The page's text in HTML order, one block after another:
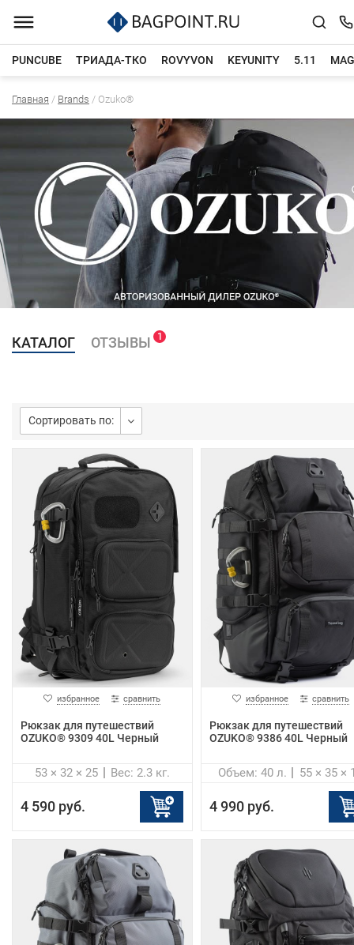
PUNCUBE ТРИАДА-ТКО ROVYVON KEYUNITY 5.11
Главная / Brands / Ozuko®
КАТАЛОГ ОТЗЫВЫ 1
Сортировать по:
избранное сравнить
Рюкзак для путешествий
OZUKO® 9309 40L Черный
53 × 32 × 25 Вес: 2.3 кг.
4 590 руб.
избранное сравнить
Рюкзак для путешествий
OZUKO® 9386 40L Черный
55 × 35 ×
Объем: 40 л.
4 990 руб.